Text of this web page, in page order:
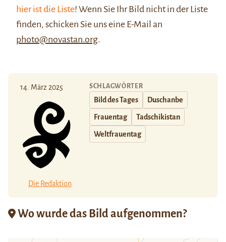
hier ist die Liste! Wenn Sie Ihr Bild nicht in der Liste
finden, schicken Sie uns eine E-Mail an
photo@novastan.org.
14. März 2025
Die Redaktion
SCHLAGWÖRTER
Bild des Tages Duschanbe
Frauentag Tadschikistan
Weltfrauentag
Wo wurde das Bild aufgenommen?